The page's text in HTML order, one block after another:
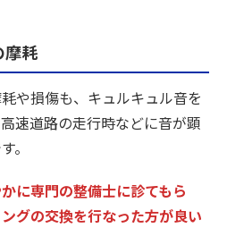
摩耗
や損傷も、キュルキュル音を
速道路の走行時などに音が顕
。
に専門の整備士に診てもら
グの交換を行なった方が良い